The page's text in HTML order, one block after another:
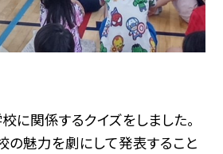
に関係するクイズをしました。
の魅力を劇にして発表すること